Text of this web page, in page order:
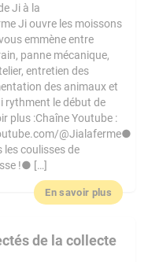
Ji à la
Ji ouvre les moissons
emmène entre
panne mécanique,
entretien des
des animaux et
rythment le début de
plus :Chaîne Youtube :
@Jialaferme●
les coulisses de
!● […]
En savoir plus
de la collecte